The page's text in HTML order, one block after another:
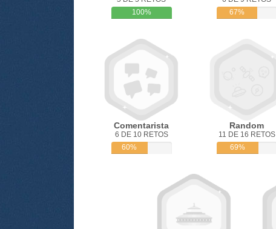
100%
67%
Comentarista
6 DE 10 RETOS
60%
Random
11 DE 16 RETOS
69%